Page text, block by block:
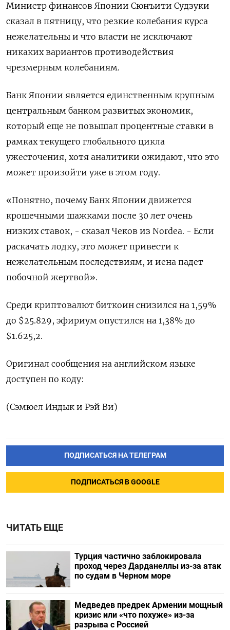
Министр финансов Японии Сюнъити Судзуки
сказал в пятницу, что резкие колебания курса
нежелательны и что власти не исключают
никаких вариантов противодействия
чрезмерным колебаниям.
Банк Японии является единственным крупным
центральным банком развитых экономик,
который еще не повышал процентные ставки в
рамках текущего глобального цикла
ужесточения, хотя аналитики ожидают, что это
может произойти уже в этом году.
«Понятно, почему Банк Японии движется
крошечными шажками после 30 лет очень
низких ставок, - сказал Чеков из Nordea. - Если
раскачать лодку, это может привести к
нежелательным последствиям, и иена падет
побочной жертвой».
Среди криптовалют биткоин снизился на 1,59%
до $25.829, эфириум опустился на 1,38% до
$1.625,2.
Оригинал сообщения на английском языке
доступен по коду:
(Сэмюел Индык и Рэй Ви)
ПОДПИСАТЬСЯ НА ТЕЛЕГРАМ
ПОДПИСАТЬСЯ В GOOGLE
ЧИТАТЬ ЕЩЕ
Турция частично заблокировала
проход через Дарданеллы из-за атак
по судам в Черном море
Медведев предрек Армении мощный
кризис или «что похуже» из-за
разрыва с Россией